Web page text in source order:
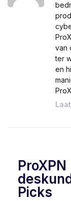
van
ter
en
ProXPN
Picks